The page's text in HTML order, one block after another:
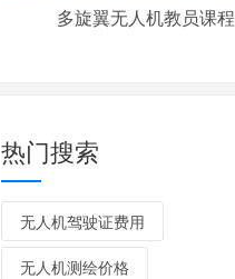
多旋翼无人机教员课程
热门搜索
无人机驾驶证费用
无人机测绘价格